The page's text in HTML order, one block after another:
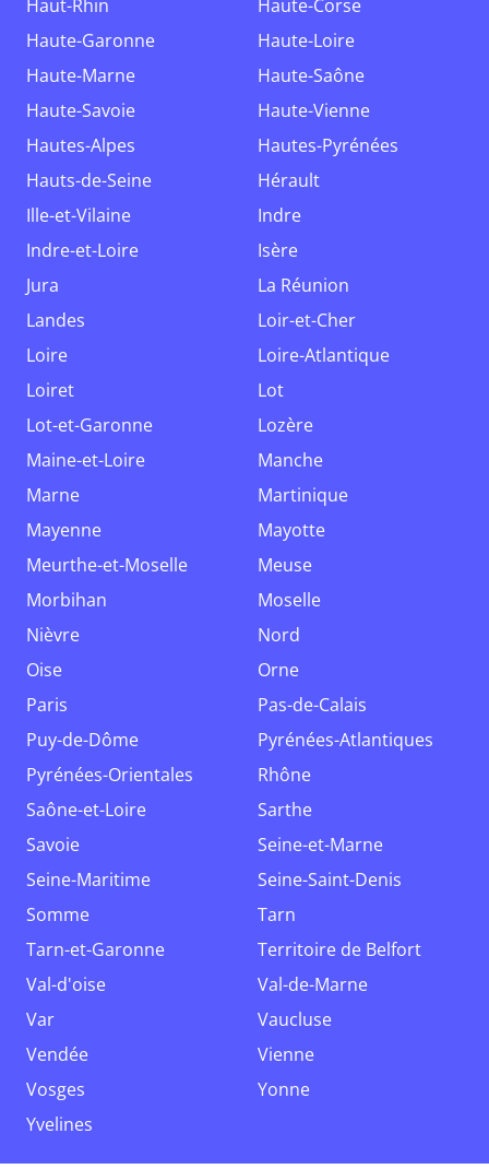
Haut-Rhin
Haute-Corse
Haute-Garonne
Haute-Loire
Haute-Marne
Haute-Saône
Haute-Savoie
Haute-Vienne
Hautes-Alpes
Hautes-Pyrénées
Hauts-de-Seine
Hérault
Ille-et-Vilaine
Indre
Indre-et-Loire
Isère
Jura
La Réunion
Landes
Loir-et-Cher
Loire
Loire-Atlantique
Loiret
Lot
Lot-et-Garonne
Lozère
Maine-et-Loire
Manche
Marne
Martinique
Mayenne
Mayotte
Meurthe-et-Moselle
Meuse
Morbihan
Moselle
Nièvre
Nord
Oise
Orne
Paris
Pas-de-Calais
Puy-de-Dôme
Pyrénées-Atlantiques
Pyrénées-Orientales
Rhône
Saône-et-Loire
Sarthe
Savoie
Seine-et-Marne
Seine-Maritime
Seine-Saint-Denis
Somme
Tarn
Tarn-et-Garonne
Territoire de Belfort
Val-d'oise
Val-de-Marne
Var
Vaucluse
Vendée
Vienne
Vosges
Yonne
Yvelines